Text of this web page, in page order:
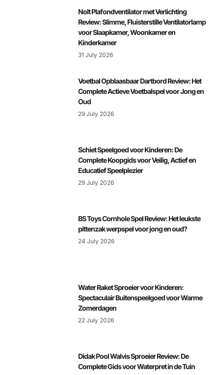
Nolt Plafondventilator met Verlichting
Review: Slimme, Fluisterstille Ventilatorlamp
voor Slaapkamer, Woonkamer en
Kinderkamer
31 July 2026
Voetbal Opblaasbaar Dartbord Review: Het
Complete Actieve Voetbalspel voor Jong en
Oud
29 July 2026
Schiet Speelgoed voor Kinderen: De
Complete Koopgids voor Veilig, Actief en
Educatief Speelplezier
29 July 2026
BS Toys Cornhole Spel Review: Het leukste
pittenzak werpspel voor jong en oud?
24 July 2026
Water Raket Sproeier voor Kinderen:
Spectaculair Buitenspeelgoed voor Warme
Zomerdagen
22 July 2026
Didak Pool Walvis Sproeier Review: De
Complete Gids voor Waterpret in de Tuin